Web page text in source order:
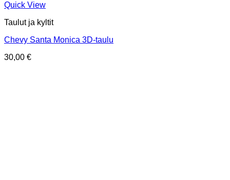
Quick View
Taulut ja kyltit
Chevy Santa Monica 3D-taulu
30,00 €